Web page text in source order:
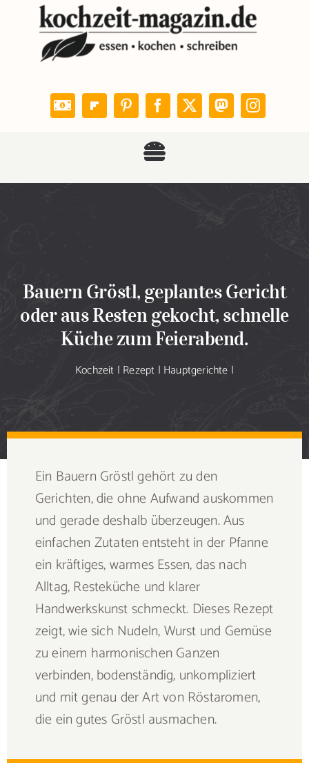
springen
Toggle
Sammlung
Speiseplan
Portfolio
Galerie
Rezept senden
Bauern Gröstl, geplantes Gericht
oder aus Resten gekocht, schnelle
Küche zum Feierabend.
Kochzeit | Rezept | Hauptgerichte |
Ein Bauern Gröstl gehört zu den
Gerichten, die ohne Aufwand auskommen
und gerade deshalb überzeugen. Aus
einfachen Zutaten entsteht in der Pfanne
ein kräftiges, warmes Essen, das nach
Alltag, Resteküche und klarer
Handwerkskunst schmeckt. Dieses Rezept
zeigt, wie sich Nudeln, Wurst und Gemüse
zu einem harmonischen Ganzen
verbinden, bodenständig, unkompliziert
und mit genau der Art von Röstaromen,
die ein gutes Gröstl ausmachen.